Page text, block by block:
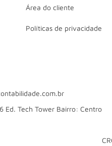
Área do cliente
Políticas de privacidade
Ed. Tech Tower Bairro: Centro